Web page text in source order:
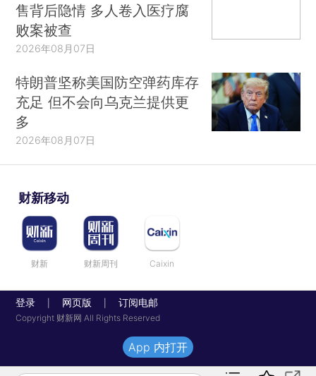
售背后隐情 多人卷入医疗腐
败案被查
2026年08月07日
特朗普坚称美国防空弹药库存
充足 但不会向乌克兰提供更
多
2026年08月07日
财新移动
财新 财新周刊 Caixin
登录 网页版 订阅电邮
Copyright 财新网 All Rights Reserved
App 内打开